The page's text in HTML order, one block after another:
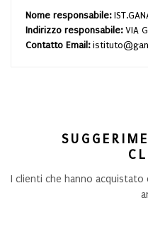
Nome responsabile:
Indirizzo responsabile: VIA
Contatto Email:
I clienti che hanno